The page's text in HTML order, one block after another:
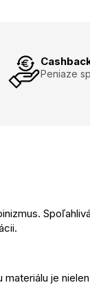
Peniaze
je